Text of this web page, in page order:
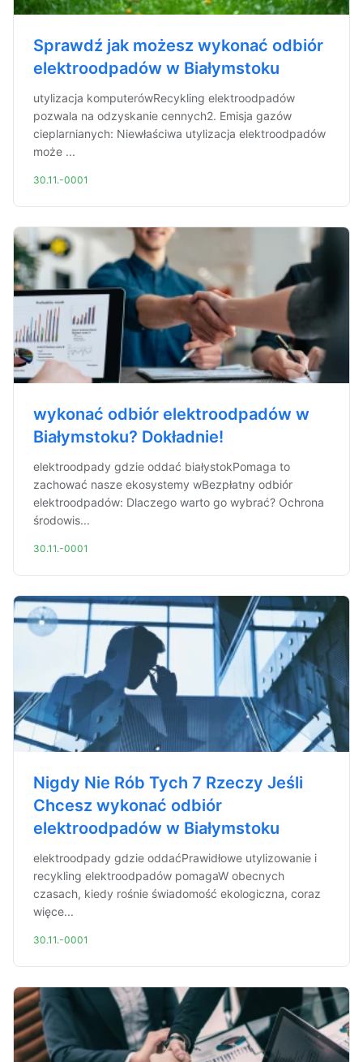
Sprawdź jak możesz wykonać odbiór
elektroodpadów w Białymstoku
utylizacja komputerówRecykling elektroodpadów
pozwala na odzyskanie cennych2. Emisja gazów
cieplarnianych: Niewłaściwa utylizacja elektroodpadów
może ...
30.11.-0001
wykonać odbiór elektroodpadów w
Białymstoku? Dokładnie!
elektroodpady gdzie oddać białystokPomaga to
zachować nasze ekosystemy wBezpłatny odbiór
elektroodpadów: Dlaczego warto go wybrać? Ochrona
środowis...
30.11.-0001
Nigdy Nie Rób Tych 7 Rzeczy Jeśli
Chcesz wykonać odbiór
elektroodpadów w Białymstoku
elektroodpady gdzie oddaćPrawidłowe utylizowanie i
recykling elektroodpadów pomagaW obecnych
czasach, kiedy rośnie świadomość ekologiczna, coraz
więce...
30.11.-0001